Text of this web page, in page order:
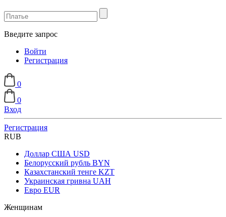
Введите запрос
Войти
Регистрация
0
0
Вход
Регистрация
RUB
Доллар США USD
Белорусский рубль BYN
Казахстанский тенге KZT
Украинская гривна UAH
Евро EUR
Женщинам